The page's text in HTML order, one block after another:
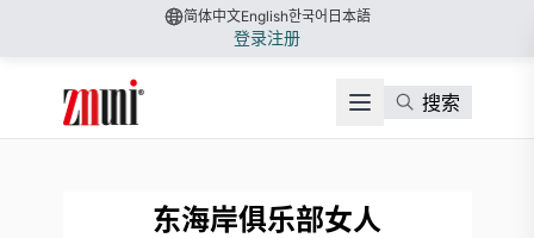
简体中文English한국어 日本語
登录注册
搜索
东海岸俱乐部女人